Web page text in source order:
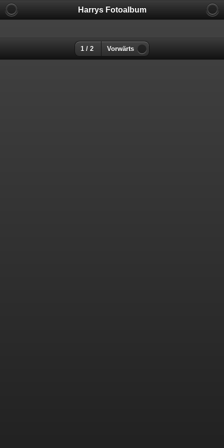
Harrys Fotoalbum
1 / 2 Vorwärts